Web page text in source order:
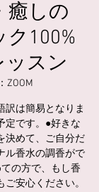
癒しの
ク100%
ッスン
ZOOM
は簡易となりま
定です。●好きな
決めて、ご自分だ
ル香水の調香がで
の方で、もし香
安心ください。